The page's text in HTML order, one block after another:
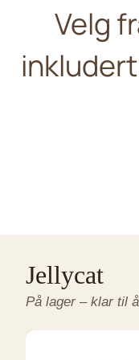
Velg
Jellycat
På lager – klar til